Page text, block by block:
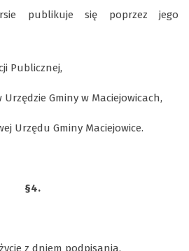
publikuje się poprzez jego
Publicznej,
Gminy w Maciejowicach,
Urzędu Gminy Maciejowice.
§4.
z dniem podpisania.